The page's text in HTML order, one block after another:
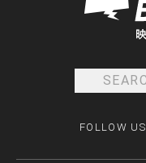
FOLLOW US